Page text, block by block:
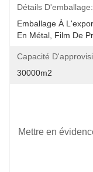
Détails D'emballage:
Emballage À
En Métal, Film De
Capacité
30000m2
Mettre en